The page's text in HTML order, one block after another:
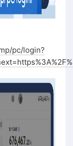
pc/login?